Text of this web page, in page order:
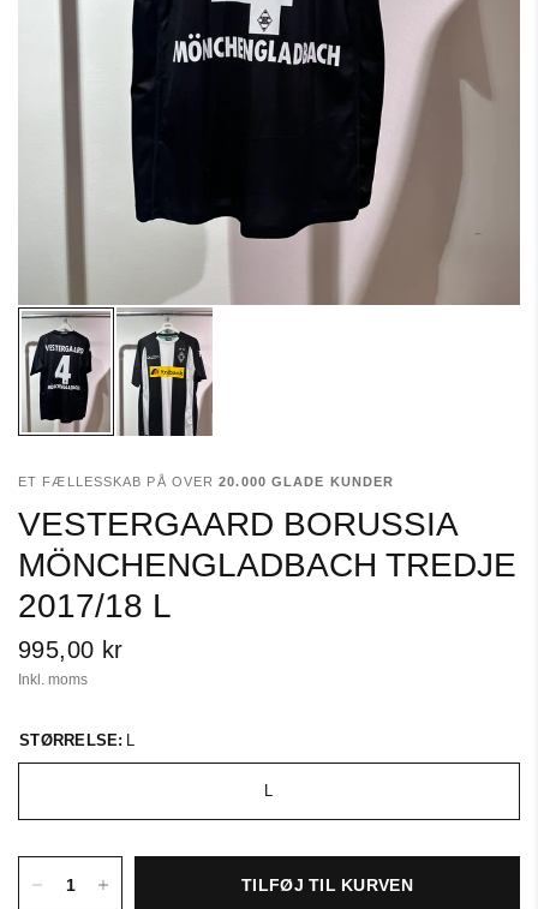
ET FÆLLESSKAB PÅ OVER20.000 GLADE KUNDER
VESTERGAARD BORUSSIA
MÖNCHENGLADBACH TREDJE
2017/18 L
995,00 kr
Inkl. moms
STØRRELSE:
TILFØJ TIL KURVEN